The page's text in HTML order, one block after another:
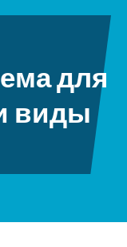
для
виды